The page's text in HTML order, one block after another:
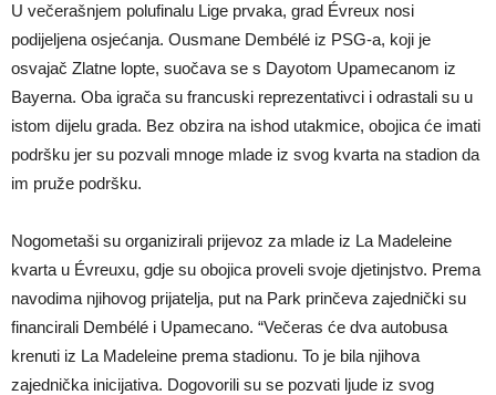
U večerašnjem polufinalu Lige prvaka, grad Évreux nosi
podijeljena osjećanja. Ousmane Dembélé iz PSG-a, koji je
osvajač Zlatne lopte, suočava se s Dayotom Upamecanom iz
Bayerna. Oba igrača su francuski reprezentativci i odrastali su u
istom dijelu grada. Bez obzira na ishod utakmice, obojica će imati
podršku jer su pozvali mnoge mlade iz svog kvarta na stadion da
im pruže podršku.
Nogometaši su organizirali prijevoz za mlade iz La Madeleine
kvarta u Évreuxu, gdje su obojica proveli svoje djetinjstvo. Prema
navodima njihovog prijatelja, put na Park prinčeva zajednički su
financirali Dembélé i Upamecano. “Večeras će dva autobusa
krenuti iz La Madeleine prema stadionu. To je bila njihova
zajednička inicijativa. Dogovorili su se pozvati ljude iz svog